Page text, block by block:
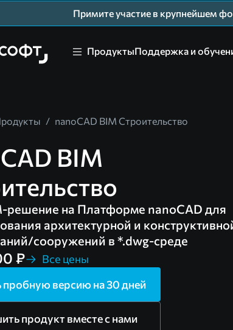
Примите участие в
ПродуктыПоддержка и
/ nanoCAD BIM Строительство
BIM
на Платформе nanoCAD для
архитектурной и
сооружений в *.dwg-среде
₽
Все цены
пробную версию на 30 дней
продукт вместе с нами